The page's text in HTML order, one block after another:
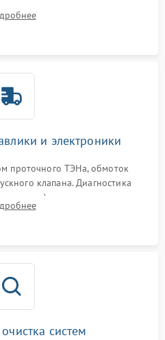
ТЭНу и сливной помпе.
и электроники
проточного ТЭНа, обмоток
клапана. Диагностика
воды), датчика мутности,
модуля управления.
систем